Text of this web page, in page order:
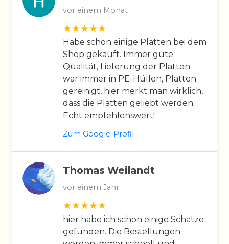
vor einem Monat
Habe schon einige Platten bei dem
Shop gekauft. Immer gute
Qualität, Lieferung der Platten
war immer in PE-Hüllen, Platten
gereinigt, hier merkt man wirklich,
dass die Platten geliebt werden.
Echt empfehlenswert!
Zum Google-Profil
Thomas Weilandt
vor einem Jahr
hier habe ich schon einige Schätze
gefunden. Die Bestellungen